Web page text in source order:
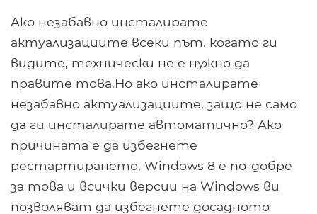
Ако незабавно инсталирате
актуализациите всеки път, когато ги
видите, технически не е нужно да
правите това.Но ако инсталирате
незабавно актуализациите, защо не само
да ги инсталирате автоматично? Ако
причината е да избегнете
рестартирането, Windows 8 е по-добре
за това и всички версии на Windows ви
позволяват да избегнете досадното